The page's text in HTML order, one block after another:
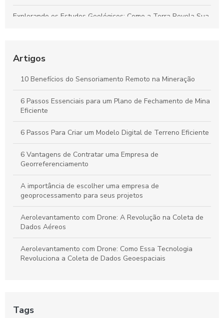
Explorando os Estudos Geológicos: Como a Terra Revela Sua
revoluciona a coleta de dados em múltiplos setores
Plano de Gerenciamento de Riscos em Segurança do
Trabalho: Guia Completo para Proteger Sua Equipe e Otimizar
Resultados
Guia Completo para Criar um Plano de Gerenciamento de
Riscos em Segurança e Saúde no Trabalho
Artigos
10 Benefícios do Sensoriamento Remoto na Mineração
6 Passos Essenciais para um Plano de Fechamento de Mina
Eficiente
6 Passos Para Criar um Modelo Digital de Terreno Eficiente
6 Vantagens de Contratar uma Empresa de
Georreferenciamento
A importância de escolher uma empresa de
geoprocessamento para seus projetos
Aerolevantamento com Drone: A Revolução na Coleta de
Dados Aéreos
Aerolevantamento com Drone: Como Essa Tecnologia
Revoluciona a Coleta de Dados Geoespaciais
levantamentos
Tags